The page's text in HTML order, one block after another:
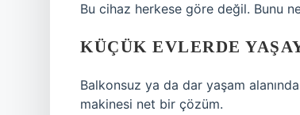
Bu cihaz herkese göre değil. Bunu
KÜÇÜK EVLERDE
Balkonsuz ya da dar yaşam
makinesi net bir çözüm.